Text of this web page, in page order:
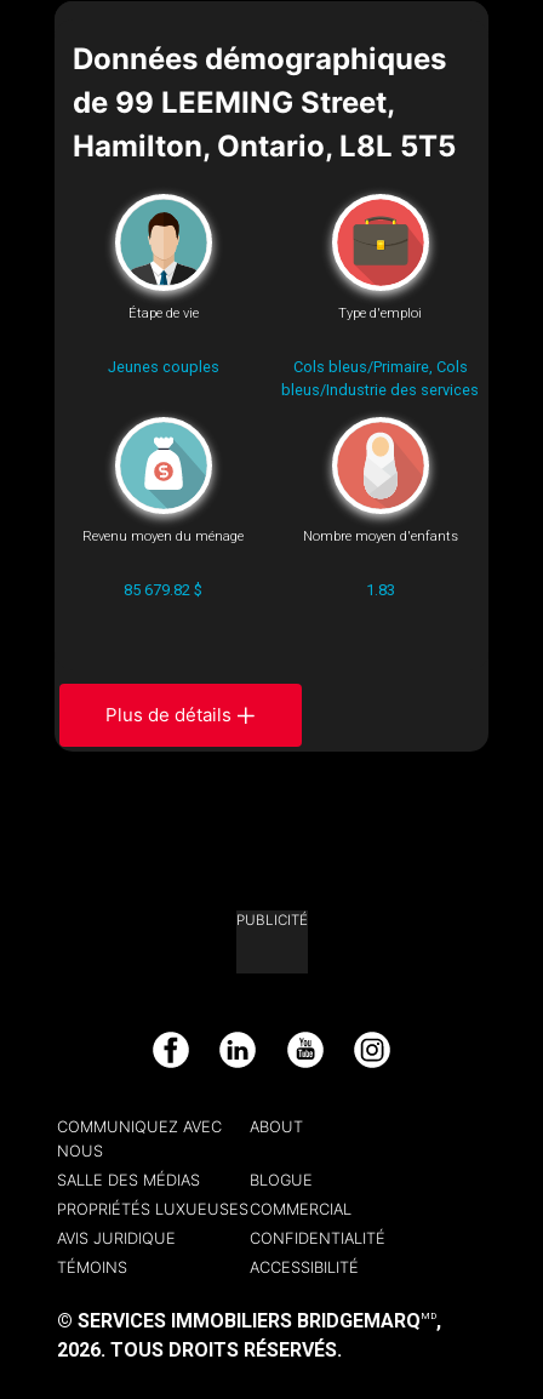
Données démographiques
de 99 LEEMING Street,
Hamilton, Ontario, L8L 5T5
Étape de vie
Jeunes couples
Type d'emploi
Cols bleus/Primaire, Cols
bleus/Industrie des services
Revenu moyen du ménage
85 679.82 $
Nombre moyen d'enfants
1.83
Plus de détails
PUBLICITÉ
Facebook LinkedIn YouTube Instagram
COMMUNIQUEZ AVEC
NOUS
ABOUT
SALLE DES MÉDIAS
BLOGUE
PROPRIÉTÉS LUXUEUSESCOMMERCIAL
AVIS JURIDIQUE
CONFIDENTIALITÉ
TÉMOINS
ACCESSIBILITÉ
© SERVICES IMMOBILIERS BRIDGEMARQ MD,
2026. TOUS DROITS RÉSERVÉS.